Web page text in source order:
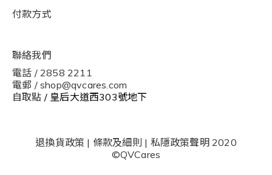
付款方式
聯絡我們
電話 / 2858 2211
電郵 / shop@qvcares.com
自取點 / 皇后大道西303號地下
退換貨政策 | 條款及細則 | 私隱政策聲明 2020
©QVCares